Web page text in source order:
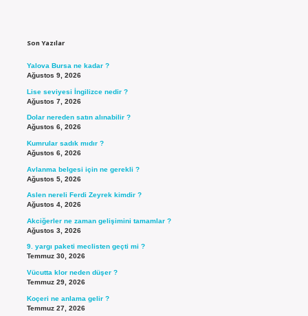
Son Yazılar
Yalova Bursa ne kadar ?
Ağustos 9, 2026
Lise seviyesi İngilizce nedir ?
Ağustos 7, 2026
Dolar nereden satın alınabilir ?
Ağustos 6, 2026
Kumrular sadık mıdır ?
Ağustos 6, 2026
Avlanma belgesi için ne gerekli ?
Ağustos 5, 2026
Aslen nereli Ferdi Zeyrek kimdir ?
Ağustos 4, 2026
Akciğerler ne zaman gelişimini tamamlar ?
Ağustos 3, 2026
9. yargı paketi meclisten geçti mi ?
Temmuz 30, 2026
Vücutta klor neden düşer ?
Temmuz 29, 2026
Koçeri ne anlama gelir ?
Temmuz 27, 2026